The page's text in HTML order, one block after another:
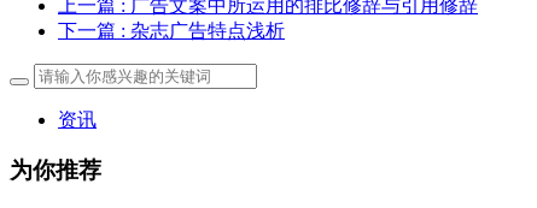
上一篇 : 广告文案中所运用的排比修辞与引用修辞
下一篇 : 杂志广告特点浅析
资讯
为你推荐